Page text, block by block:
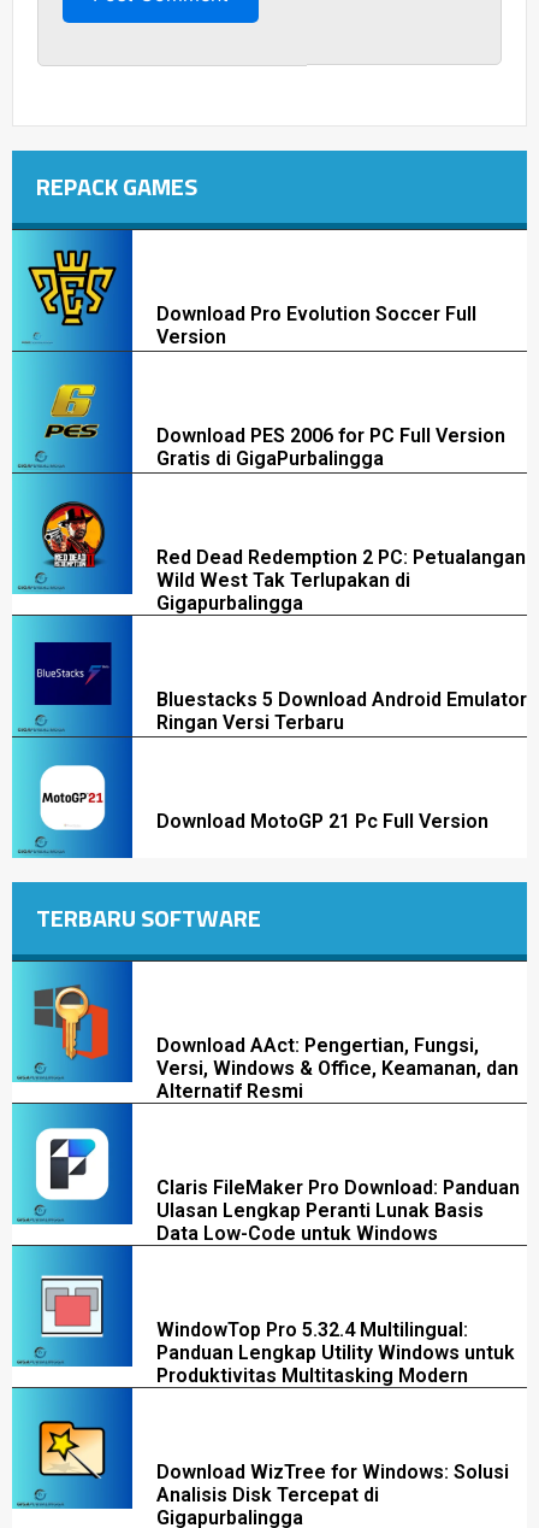
REPACK GAMES
Download Pro Evolution Soccer Full
Version
Download PES 2006 for PC Full Version
Gratis di GigaPurbalingga
Red Dead Redemption 2 PC: Petualangan
Wild West Tak Terlupakan di
Gigapurbalingga
Bluestacks 5 Download Android Emulator
Ringan Versi Terbaru
Download MotoGP 21 Pc Full Version
TERBARU SOFTWARE
Download AAct: Pengertian, Fungsi,
Versi, Windows & Office, Keamanan, dan
Alternatif Resmi
Claris FileMaker Pro Download: Panduan
Ulasan Lengkap Peranti Lunak Basis
Data Low-Code untuk Windows
WindowTop Pro 5.32.4 Multilingual:
Panduan Lengkap Utility Windows untuk
Produktivitas Multitasking Modern
Download WizTree for Windows: Solusi
Analisis Disk Tercepat di
Gigapurbalingga